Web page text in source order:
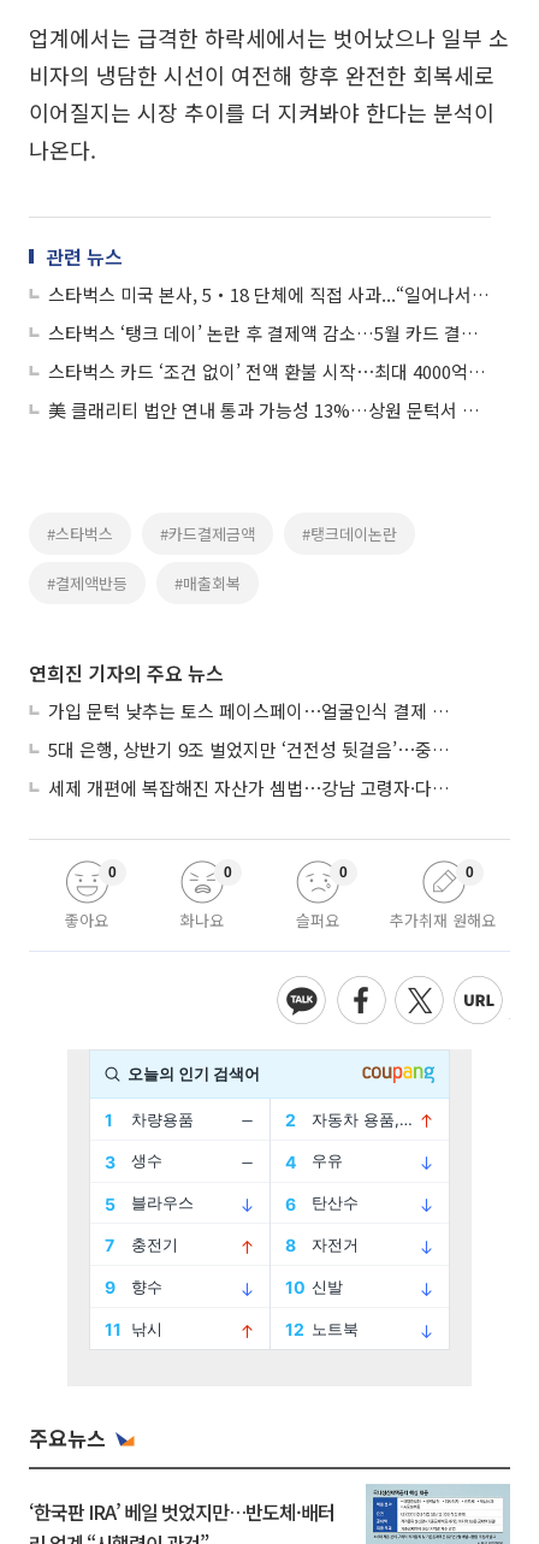
업계에서는 급격한 하락세에서는 벗어났으나 일부 소
비자의 냉담한 시선이 여전해 향후 완전한 회복세로
이어질지는 시장 추이를 더 지켜봐야 한다는 분석이
나온다.
관련 뉴스
스타벅스 미국 본사, 5‧18 단체에 직접 사과...“일어나서는 안될 마케팅”
스타벅스 ‘탱크 데이’ 논란 후 결제액 감소…5월 카드 결제 131억원 줄어
스타벅스 카드 ‘조건 없이’ 전액 환불 시작⋯최대 4000억원 규모
美 클래리티 법안 연내 통과 가능성 13%…상원 문턱서 제동
#스타벅스 #카드결제금액 #탱크데이논란
#결제액반등 #매출회복
연희진 기자의 주요 뉴스
가입 문턱 낮추는 토스 페이스페이⋯얼굴인식 결제 확산 속도낸다
5대 은행, 상반기 9조 벌었지만 ‘건전성 뒷걸음’⋯중기대출 문턱 높아지나
세제 개편에 복잡해진 자산가 셈법⋯강남 고령자·다주택자 ‘자산재편 고심’
좋아요
0
화나요
0
슬퍼요
0
추가취재 원해요
0
주요뉴스
‘한국판 IRA’ 베일 벗었지만…반도체·배터